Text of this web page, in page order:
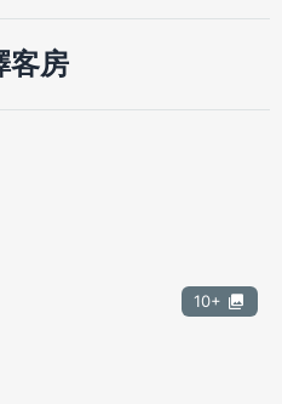
客房
10+